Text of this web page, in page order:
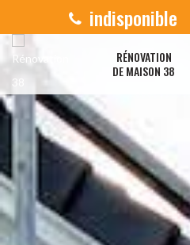
indisponible
RÉNOVATION
DE MAISON 38